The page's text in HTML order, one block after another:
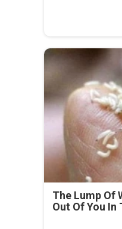
The Lump Of
Out Of You